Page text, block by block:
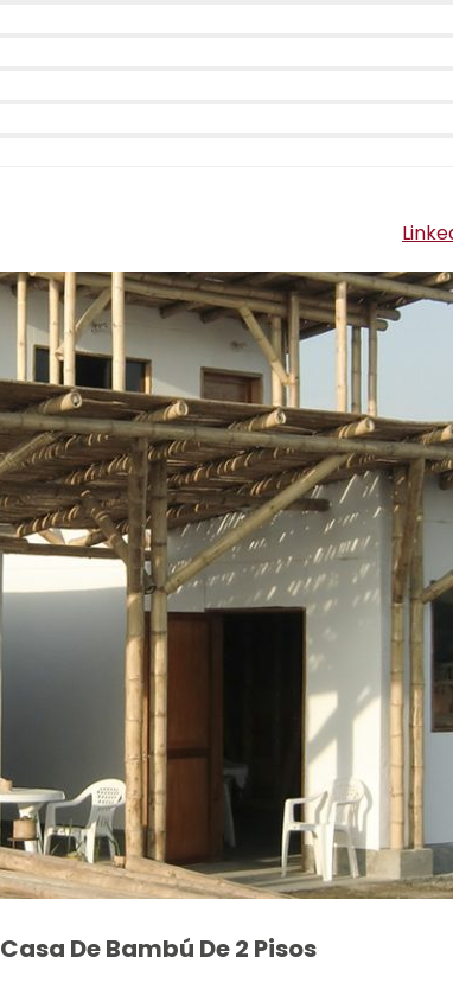
Casa De Bambú De 2 Pisos